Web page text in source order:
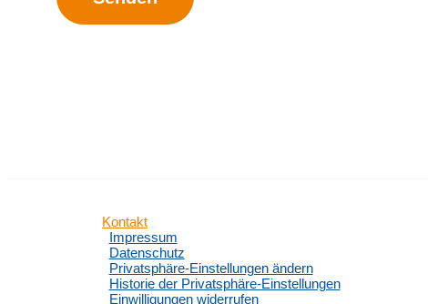
Kontakt
Impressum
Datenschutz
Privatsphäre-Einstellungen ändern
Historie der Privatsphäre-Einstellungen
Einwilligungen widerrufen